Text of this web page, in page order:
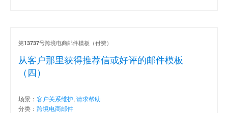
从客户那里获得推荐信或好评的邮件模板
（四）
第13737号跨境电商邮件模板（付费）
场景： 客户关系维护, 请求帮助
分类： 跨境电商邮件